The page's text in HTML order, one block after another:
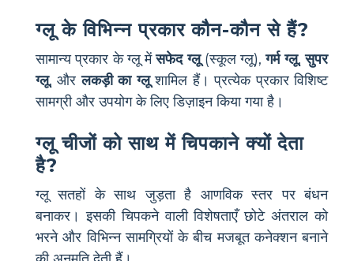
ग्लू के विभिन्न प्रकार कौन-कौन से हैं?
सामान्य प्रकार के ग्लू मेंसफेद ग्लू(स्कूल ग्लू),गर्म ग्लू,सुपर
ग्लू, औरलकड़ी का ग्लूशामिल हैं। प्रत्येक प्रकार विशिष्ट
सामग्री और उपयोग के लिए डिज़ाइन किया गया है।
ग्लू चीजों को साथ में चिपकाने क्यों देता
है?
ग्लू सतहों के साथ जुड़ता है आणविक स्तर पर बंधन
बनाकर। इसकी चिपकने वाली विशेषताएँ छोटे अंतराल को
भरने और विभिन्न सामग्रियों के बीच मजबूत कनेक्शन बनाने